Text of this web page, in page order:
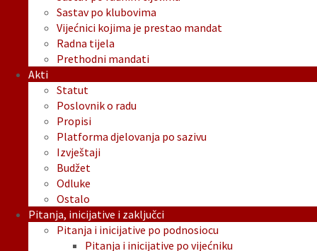
Sastav po klubovima
Vijećnici kojima je prestao mandat
Radna tijela
Prethodni mandati
Akti
Statut
Poslovnik o radu
Propisi
Platforma djelovanja po sazivu
Izvještaji
Budžet
Odluke
Ostalo
Pitanja, inicijative i zaključci
Pitanja i inicijative po podnosiocu
Pitanja i inicijative po vijećniku